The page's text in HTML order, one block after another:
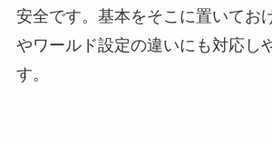
安全です。基本をそこに置いてお
やワールド設定の違いにも対応し
す。